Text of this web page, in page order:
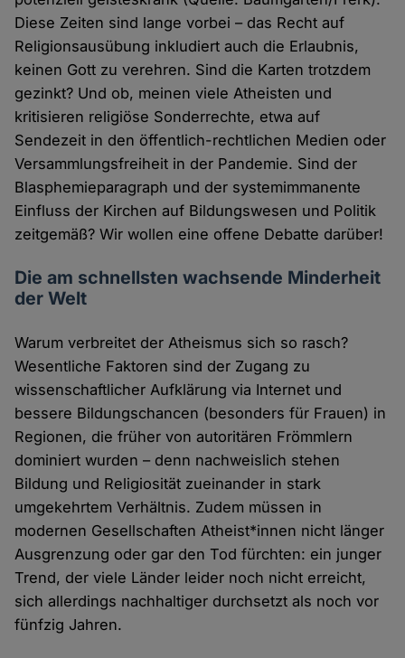
Diese Zeiten sind lange vorbei – das Recht auf
Religionsausübung inkludiert auch die Erlaubnis,
keinen Gott zu verehren. Sind die Karten trotzdem
gezinkt? Und ob, meinen viele Atheisten und
kritisieren religiöse Sonderrechte, etwa auf
Sendezeit in den öffentlich-rechtlichen Medien oder
Versammlungsfreiheit in der Pandemie. Sind der
Blasphemieparagraph und der systemimmanente
Einfluss der Kirchen auf Bildungswesen und Politik
zeitgemäß? Wir wollen eine offene Debatte darüber!
Die am schnellsten wachsende Minderheit
der Welt
Warum verbreitet der Atheismus sich so rasch?
Wesentliche Faktoren sind der Zugang zu
wissenschaftlicher Aufklärung via Internet und
bessere Bildungschancen (besonders für Frauen) in
Regionen, die früher von autoritären Frömmlern
dominiert wurden – denn nachweislich stehen
Bildung und Religiosität zueinander in stark
umgekehrtem Verhältnis. Zudem müssen in
modernen Gesellschaften Atheist*innen nicht länger
Ausgrenzung oder gar den Tod fürchten: ein junger
Trend, der viele Länder leider noch nicht erreicht,
sich allerdings nachhaltiger durchsetzt als noch vor
fünfzig Jahren.